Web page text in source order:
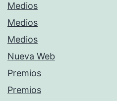
Medios
Medios
Medios
Nueva Web
Premios
Premios